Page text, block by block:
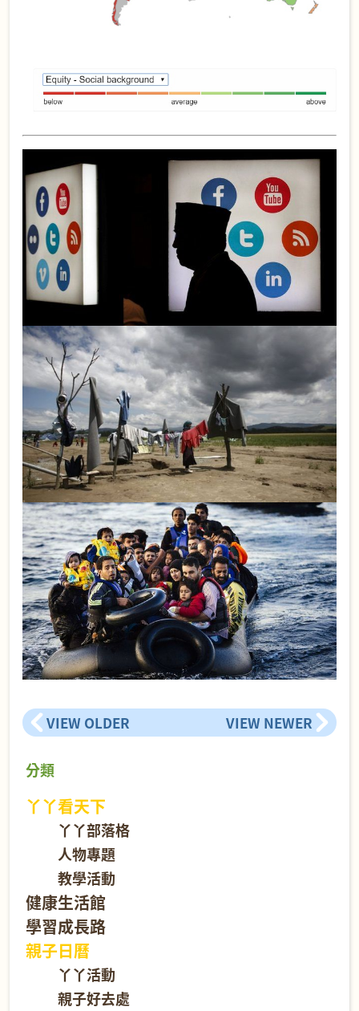
VIEW OLDER VIEW NEWER
分類
丫丫看天下
丫丫部落格
人物專題
教學活動
健康生活館
學習成長路
親子日曆
丫丫活動
親子好去處